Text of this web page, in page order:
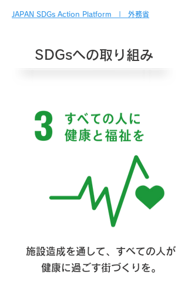
JAPAN SDGs Action Platform | 外務省
SDGsへの取り組み
​施設造成を通して、すべての人が
健康に過ごす街づくりを。